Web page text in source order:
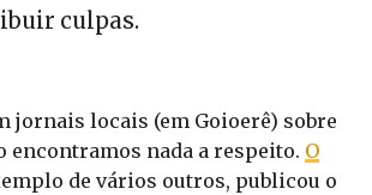
culpas.
jornais locais (em Goioerê) sobre
encontramos nada a respeito. O
de vários outros, publicou o